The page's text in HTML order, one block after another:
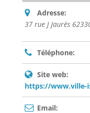
Adresse:
37 rue J Jaurès
Téléphone:
Site web:
https://www.ville-
Email: